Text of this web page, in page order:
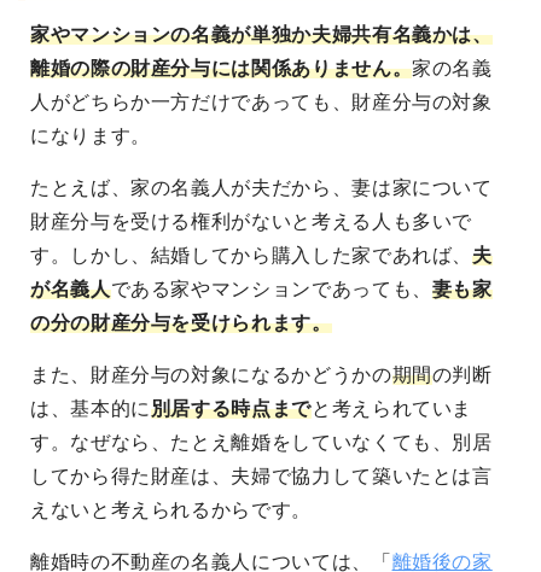
家やマンションの名義が単独か夫婦共有名義かは、
離婚の際の財産分与には関係ありません。家の名義
人がどちらか一方だけであっても、財産分与の対象
になります。
たとえば、家の名義人が夫だから、妻は家について
財産分与を受ける権利がないと考える人も多いで
す。しかし、結婚してから購入した家であれば、夫
が名義人である家やマンションであっても、 妻も家
の分の財産分与を受けられます。
また、財産分与の対象になるかどうかの期間の判断
は、基本的に別居する時点までと考えられていま
す。なぜなら、たとえ離婚をしていなくても、別居
してから得た財産は、夫婦で協力して築いたとは言
えないと考えられるからです。
離婚時の不動産の名義人については、「 離婚後の家